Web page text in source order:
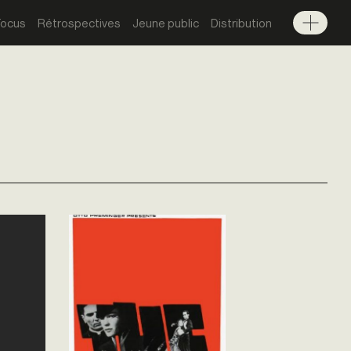
Rétrospectives Jeune public Distribution
Menu